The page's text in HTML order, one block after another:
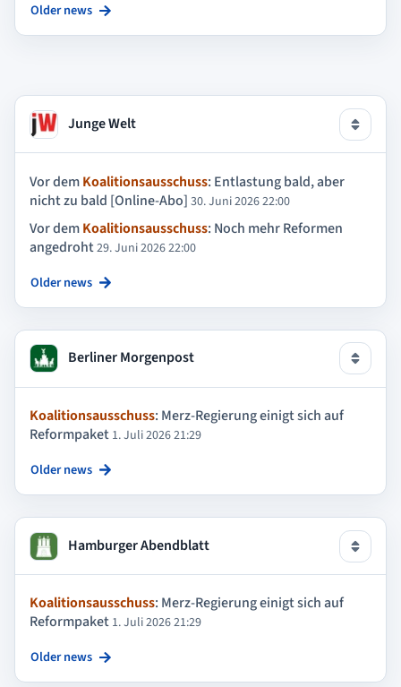
Older news
Junge Welt
Vor demKoalitionsausschuss: Entlastung bald, aber
nicht zu bald [Online-Abo] 30. Juni 2026 22:00
Vor demKoalitionsausschuss: Noch mehr Reformen
angedroht29. Juni 2026 22:00
Older news
Berliner Morgenpost
Koalitionsausschuss: Merz-Regierung einigt sich auf
Reformpaket 1. Juli 2026 21:29
Older news
Hamburger Abendblatt
Koalitionsausschuss: Merz-Regierung einigt sich auf
Reformpaket 1. Juli 2026 21:29
Older news